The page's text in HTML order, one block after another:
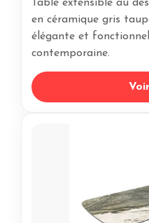
Table extensible au
en céramique gris
élégante et
contemporaine.